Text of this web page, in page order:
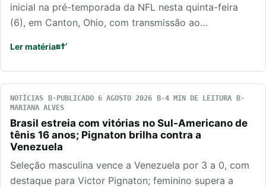
inicial na pré-temporada da NFL nesta quinta-feira
(6), em Canton, Ohio, com transmissão ao…
Ler matéria
NOTÍCIAS PUBLICADO 6 AGOSTO 2026
4 MIN DE LEITURA
MARIANA ALVES
Brasil estreia com vitórias no Sul-Americano de
tênis 16 anos; Pignaton brilha contra a
Venezuela
Seleção masculina vence a Venezuela por 3 a 0, com
destaque para Victor Pignaton; feminino supera a